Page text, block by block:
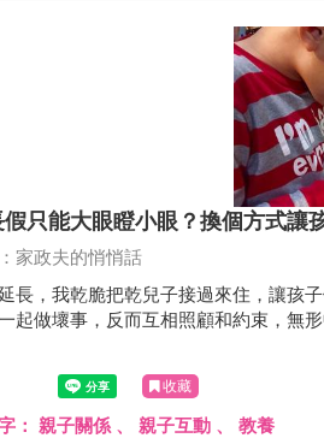
假只能大眼瞪小眼？換個方式讓
家政夫的悄悄話
長，我乾脆把乾兒子接過來住，讓孩
起做壞事，反而互相照顧和約束，無
收藏
： 親子關係 、 親子互動 、 教養